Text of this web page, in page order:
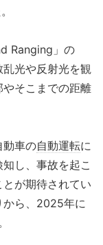
Ranging」の
光や反射光を観
そこまでの距離
動車の自動運転に
し、事故を起こ
が期待されてい
から、2025年に